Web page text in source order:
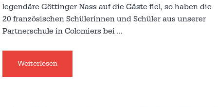
legendäre Göttinger Nass auf die Gäste fiel, so haben die
20 französischen Schülerinnen und Schüler aus unserer
Partnerschule in Colomiers bei …
Weiterlesen